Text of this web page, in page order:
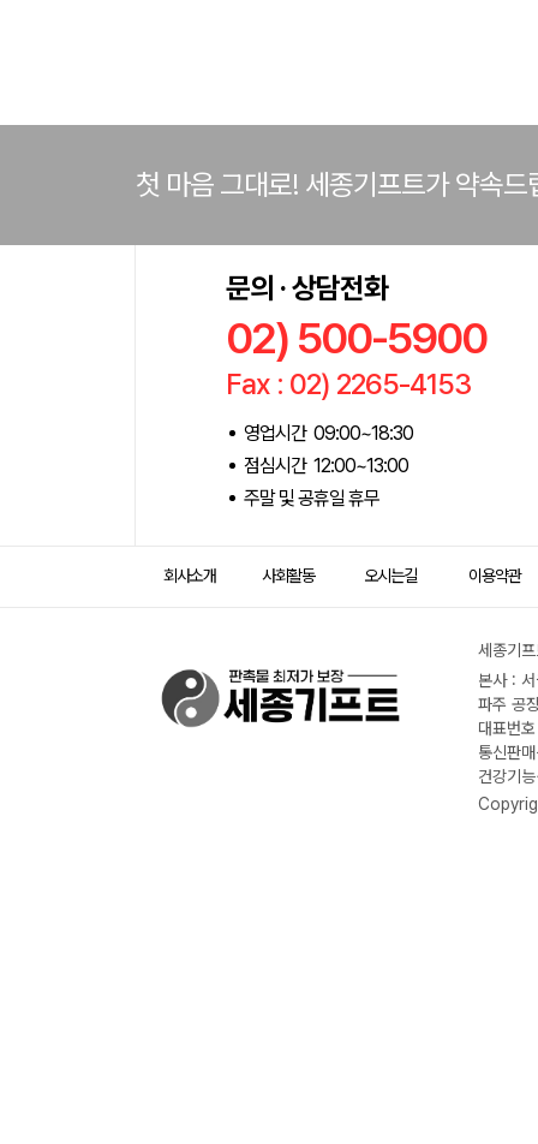
첫 마음 그대로! 세종기프트가 약속드
문의 · 상담전화
02) 500-5900
Fax : 02) 2265-4153
영업시간 09:00~18:30
점심시간 12:00~13:00
주말 및 공휴일 휴무
회사소개 사회활동 오시는길 이용약관
세종기
본사 :
파주 공
대표번
통신판
건강기